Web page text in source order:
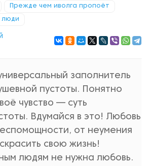
Прежде чем иволга пропоёт
люди
заполнитель
пустоты. Понятно
чувство — суть
Вдумайся в это! Любовь
от неумения
свою жизнь!
людям не нужна любовь.